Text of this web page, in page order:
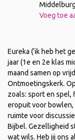
Middelburg
Voeg toe
Eureka (‘ik heb het
jaar (1e en 2e klas
maand samen op
Ontmoetingskerk.
zoals: sport en spel,
eropuit voor bowlen,
ruimte voor
Bijbel. Gezelligheid
wat wils. Heb jij ons